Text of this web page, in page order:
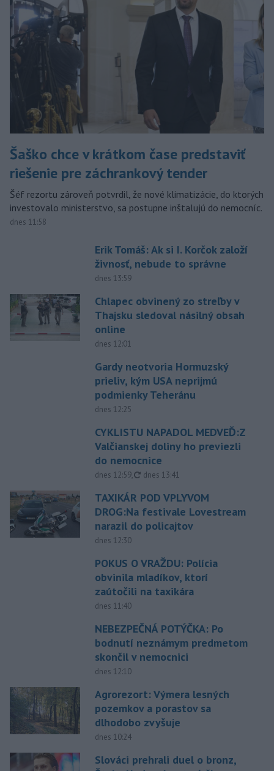
Šaško chce v krátkom čase predstaviť
riešenie pre záchrankový tender
Šéf rezortu zároveň potvrdil, že nové klimatizácie, do ktorých
investovalo ministerstvo, sa postupne inštalujú do nemocníc.
dnes 11:58
Erik Tomáš: Ak si I. Korčok založí
živnosť, nebude to správne
dnes 13:59
Chlapec obvinený zo streľby v
Thajsku sledoval násilný obsah
online
dnes 12:01
Gardy neotvoria Hormuzský
prieliv, kým USA neprijmú
podmienky Teheránu
dnes 12:25
CYKLISTU NAPADOL MEDVEĎ:Z
Valčianskej doliny ho previezli
do nemocnice
dnes 12:59, aktualizované
dnes 13:41
TAXIKÁR POD VPLYVOM
DROG:Na festivale Lovestream
narazil do policajtov
dnes 12:30
POKUS O VRAŽDU: Polícia
obvinila mladíkov, ktorí
zaútočili na taxikára
dnes 11:40
NEBEZPEČNÁ POTÝČKA: Po
bodnutí neznámym predmetom
skončil v nemocnici
dnes 12:10
Agrorezort: Výmera lesných
pozemkov a porastov sa
dlhodobo zvyšuje
dnes 10:24
Slováci prehrali duel o bronz,